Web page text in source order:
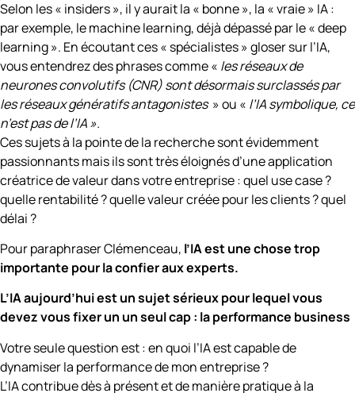
Selon les « insiders », il y aurait la « bonne », la « vraie » IA :
par exemple, le machine learning, déjà dépassé par le « deep
learning ». En écoutant ces « spécialistes » gloser sur l’IA,
vous entendrez des phrases comme « les réseaux de
neurones convolutifs (CNR) sont désormais surclassés par
les réseaux génératifs antagonistes » ou « l’IA symbolique, ce
n’est pas de l’IA ».
Ces sujets à la pointe de la recherche sont évidemment
passionnants mais ils sont très éloignés d’une application
créatrice de valeur dans votre entreprise : quel use case ?
quelle rentabilité ? quelle valeur créée pour les clients ? quel
délai ?
Pour paraphraser Clémenceau, l’IA est une chose trop
importante pour la confier aux experts.
L’IA aujourd’hui est un sujet sérieux pour lequel vous
devez vous fixer un un seul cap : la performance business
Votre seule question est : en quoi l’IA est capable de
dynamiser la performance de mon entreprise ?
L’IA contribue dès à présent et de manière pratique à la